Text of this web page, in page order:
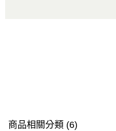
商品相關分類 (6)